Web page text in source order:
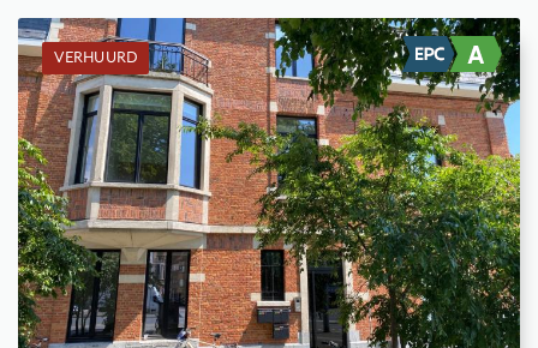
VERHUURD
Verhuurd: Studentenkamer
-
-
1
15 m²